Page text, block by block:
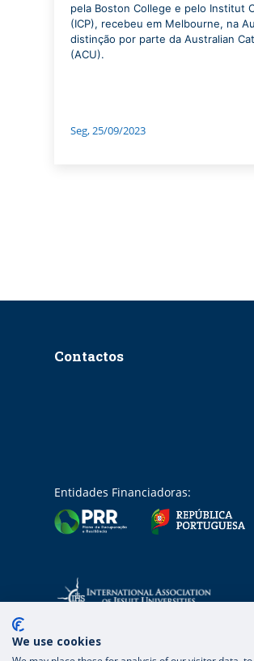
pela Boston College e pelo Institut
(ICP), recebeu em Melbourne, na
distinção por parte da Australian
(ACU).
Seg, 25/09/2023
Contactos
Entidades Financiadoras:
We use cookies